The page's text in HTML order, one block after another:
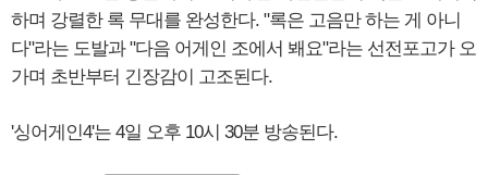
하며 강렬한 록 무대를 완성한다. "록은 고음만 하는 게 아니
다"라는 도발과 "다음 어게인 조에서 봬요"라는 선전포고가 오
가며 초반부터 긴장감이 고조된다.
'싱어게인4'는 4일 오후 10시 30분 방송된다.